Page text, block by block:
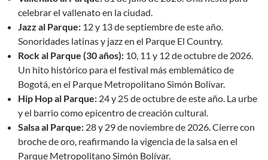
celebrar el vallenato en la ciudad.
Jazz al Parque: 12 y 13 de septiembre de este año.
Sonoridades latinas y jazz en el Parque El Country.
Rock al Parque (30 años): 10, 11 y 12 de octubre de 2026.
Un hito histórico para el festival más emblemático de
Bogotá, en el Parque Metropolitano Simón Bolívar.
Hip Hop al Parque: 24 y 25 de octubre de este año. La urbe
y el barrio como epicentro de creación cultural.
Salsa al Parque: 28 y 29 de noviembre de 2026. Cierre con
broche de oro, reafirmando la vigencia de la salsa en el
Parque Metropolitano Simón Bolívar.